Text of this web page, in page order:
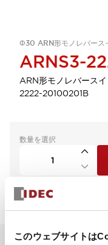
このウェブサイトは
Φ30 ARN形モノレバース
ARNS3-
ARN形モノレバース
2222-20100201B
数量を選択